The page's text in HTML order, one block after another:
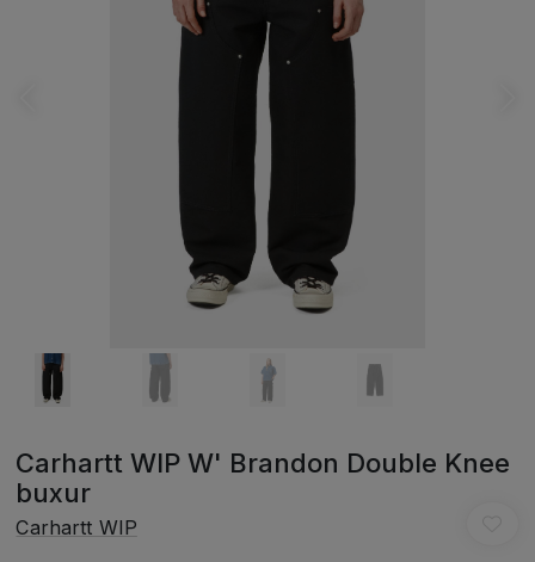
Carhartt WIP W' Brandon Double Knee
buxur
Carhartt WIP